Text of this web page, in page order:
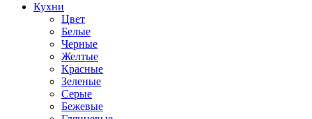
Кухни
Цвет
Белые
Черные
Желтые
Красные
Зеленые
Серые
Бежевые